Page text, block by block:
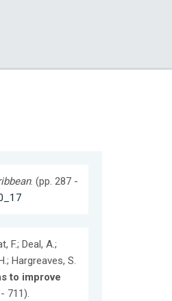
. (pp. 287 -
F.; Deal, A.;
Hargreaves, S.
to improve
711).